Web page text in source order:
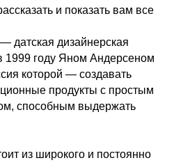
и показать вам все
— датская дизайнерская
1999 году Яном Андерсеном
которой — создавать
продукты с простым
способным выдержать
из широкого и постоянно